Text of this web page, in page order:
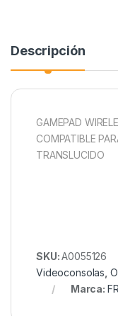
Descripción
GAMEPAD
COMPATIBLE
TRANSLUCIDO
SKU:A0055126
Videoconsolas
Marca: